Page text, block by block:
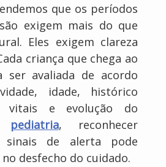
que os períodos
exigem mais do que
Eles exigem clareza
criança que chega ao
ser avaliada de acordo
idade, histórico
vitais e evolução do
pediatria, reconhecer
sinais de alerta pode
desfecho do cuidado.